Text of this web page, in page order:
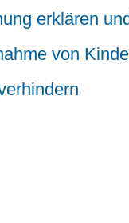
erklären
von